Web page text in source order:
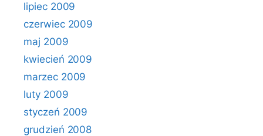
lipiec 2009
czerwiec 2009
maj 2009
kwiecień 2009
marzec 2009
luty 2009
styczeń 2009
grudzień 2008